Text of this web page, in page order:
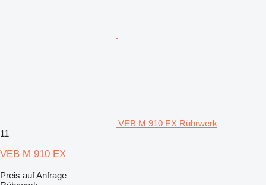
VEB M 910 EX Rührwerk
11
VEB M 910 EX
Preis auf Anfrage